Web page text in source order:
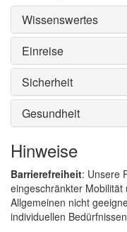
Wissenswertes
Einreise
Sicherheit
Gesundheit
Hinweise
Barrierefreiheit: Unsere
eingeschränkter
Allgemeinen nicht
individuellen